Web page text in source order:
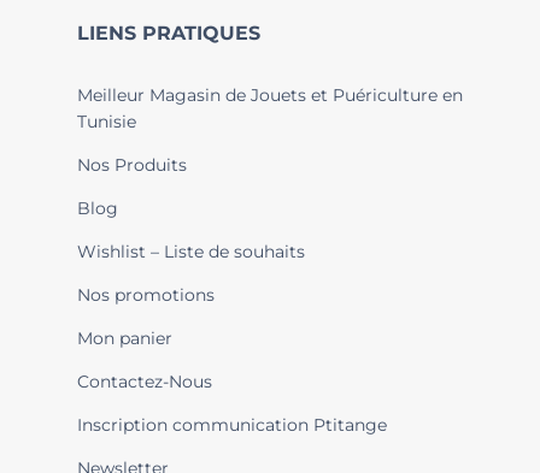
LIENS PRATIQUES
Meilleur Magasin de Jouets et Puériculture en
Tunisie
Nos Produits
Blog
Wishlist – Liste de souhaits
Nos promotions
Mon panier
Contactez-Nous
Inscription communication Ptitange
Newsletter